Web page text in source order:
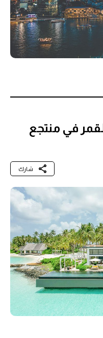
في منتجع
شارك